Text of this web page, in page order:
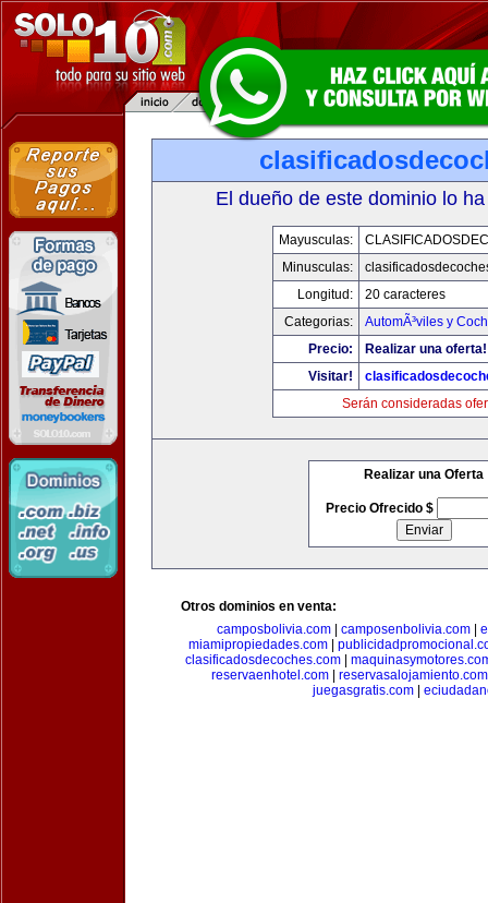
El dueño de este dominio lo
Mayusculas:
Minusculas:
Longitud:
20 caracteres
Categorias:
AutomÃ³viles y
Precio:
Realizar una oferta!
Visitar!
Serán consideradas
Realizar una Oferta
Precio Ofrecido $
Otros dominios en venta:
camposbolivia.com| camposenbolivia.com|
miamipropiedades.com
clasificadosdecoches.com
reservaenhotel.com| reservasalojamiento.com
juegasgratis.com|